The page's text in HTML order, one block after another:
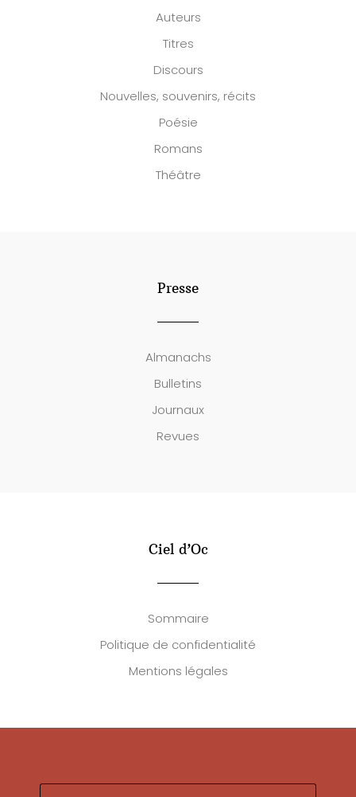
Auteurs
Titres
Discours
Nouvelles, souvenirs, récits
Poésie
Romans
Théâtre
Presse
Almanachs
Bulletins
Journaux
Revues
Ciel d’Oc
Sommaire
Politique de confidentialité
Mentions légales